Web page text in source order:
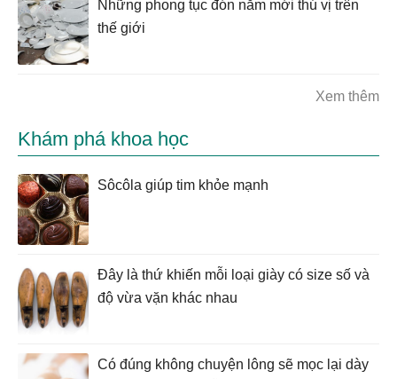
Những phong tục đón năm mới thú vị trên
thế giới
Xem thêm
Khám phá khoa học
Sôcôla giúp tim khỏe mạnh
Đây là thứ khiến mỗi loại giày có size số và
độ vừa vặn khác nhau
Có đúng không chuyện lông sẽ mọc lại dày